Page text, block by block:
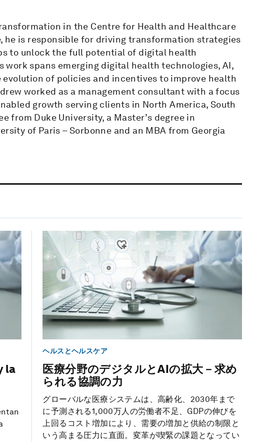
in the Centre for Health and Healthcare
he is responsible for driving transformation strategies
to unlock the full potential of digital health
spans emerging digital health technologies, AI,
of policies and incentives to improve health
worked as a management consultant with a focus
growth serving clients in North America, South
from Duke University, a Master’s degree in
of Paris – Sorbonne and an MBA from Georgia
la
ヘルスとヘルスケア
医療分野のデジタルとAIの拡大－求め
られる協調の力
グローバルな医療システムは、高齢化、2030年まで
に予測される1,000万人の労働者不足、GDPの伸びを
上回るコスト増加により、需要の増加と供給の制限と
いう高まる圧力に直面。変革が喫緊の課題となってい